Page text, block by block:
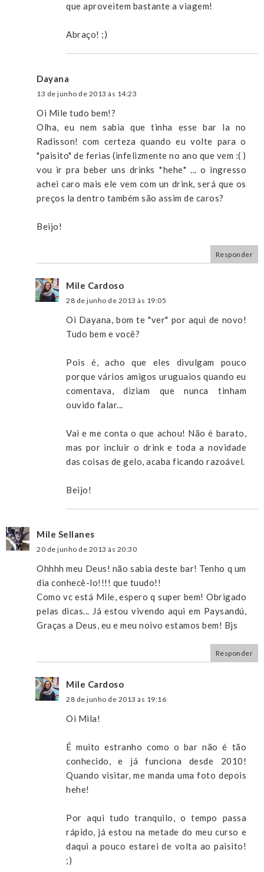
que aproveitem bastante a viagem!
Abraço! ;)
Dayana
13 de junho de 2013 às 14:23
Oi Mile tudo bem!?
Olha, eu nem sabia que tinha esse bar la no
Radisson! com certeza quando eu volte para o
"paisito" de ferias (infelizmente no ano que vem :( )
vou ir pra beber uns drinks *hehe* ... o ingresso
achei caro mais ele vem com un drink, será que os
preços la dentro também são assim de caros?
Beijo!
Responder
Mile Cardoso
28 de junho de 2013 às 19:05
Oi Dayana, bom te "ver" por aqui de novo!
Tudo bem e você?
Pois é, acho que eles divulgam pouco
porque vários amigos uruguaios quando eu
comentava, diziam que nunca tinham
ouvido falar...
Vai e me conta o que achou! Não é barato,
mas por incluir o drink e toda a novidade
das coisas de gelo, acaba ficando razoável.
Beijo!
Mile Sellanes
20 de junho de 2013 às 20:30
Ohhhh meu Deus! não sabia deste bar! Tenho q um
dia conhecê-lo!!!! que tuudo!!
Como vc está Mile, espero q super bem! Obrigado
pelas dicas... Já estou vivendo aqui em Paysandú,
Graças a Deus, eu e meu noivo estamos bem! Bjs
Responder
Mile Cardoso
28 de junho de 2013 às 19:16
Oi Mila!
É muito estranho como o bar não é tão
conhecido, e já funciona desde 2010!
Quando visitar, me manda uma foto depois
hehe!
Por aqui tudo tranquilo, o tempo passa
rápido, já estou na metade do meu curso e
daqui a pouco estarei de volta ao paisito!
;)